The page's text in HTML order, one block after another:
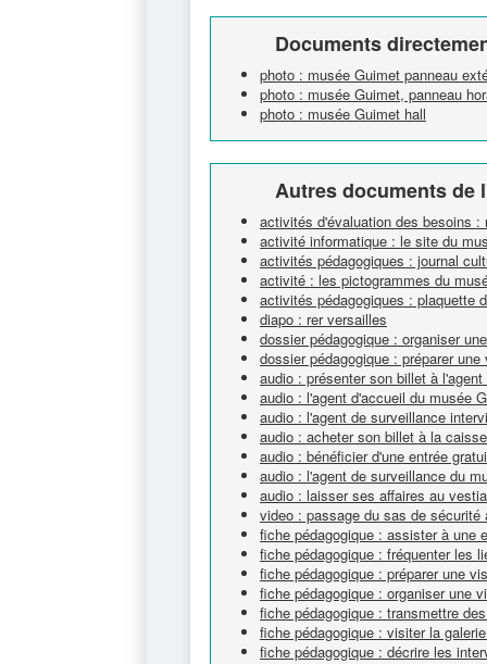
Documents
photo : musée Guimet panneau
photo : musée Guimet, panneau
photo : musée Guimet hall
Autres documents de
activités d'évaluation des besoins :
activité informatique : le site du
activités pédagogiques : journal
activité : les pictogrammes du
activités pédagogiques : plaquette
diapo : rer versailles
dossier pédagogique : organiser
dossier pédagogique : préparer
audio : présenter son billet à
audio : l'agent d'accueil du musée
audio : l'agent de surveillance
audio : acheter son billet à la
audio : bénéficier d'une entrée
audio : l'agent de surveillance du
audio : laisser ses affaires au
video : passage du sas de sécurité
fiche pédagogique : assister à une
fiche pédagogique : fréquenter les
fiche pédagogique : préparer une
fiche pédagogique : organiser une
fiche pédagogique : transmettre
fiche pédagogique : visiter la
fiche pédagogique : décrire les